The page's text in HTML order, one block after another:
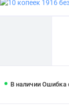
В наличии Ошибка